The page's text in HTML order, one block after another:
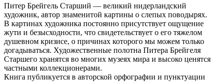
Питер Брейгель Старший — великий нидерландский
художник, автор знаменитой картины о слепых поводырях.
В картинах художника постоянно присутствует ощущение
жути и безысходности, что свидетельствует о его тяжелом
душевном кризисе, о причинах которого мы можем только
догадываться. Художественные полотна Питера Брейгеля
Старшего хранятся во многих музеях мира и высоко ценятся
частными коллекционерами.
Книга публикуется в авторской орфографии и пунктуации